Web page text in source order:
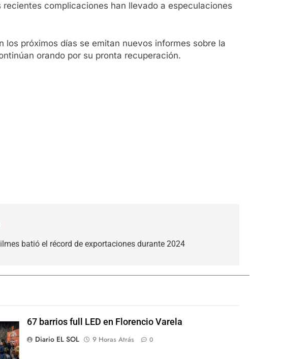
complicaciones han llevado a especulaciones
próximos días se emitan nuevos informes sobre la
orando por su pronta recuperación.
batió el récord de exportaciones durante 2024
67 barrios full LED en Florencio Varela
Diario EL SOL
9 Horas Atrás 0